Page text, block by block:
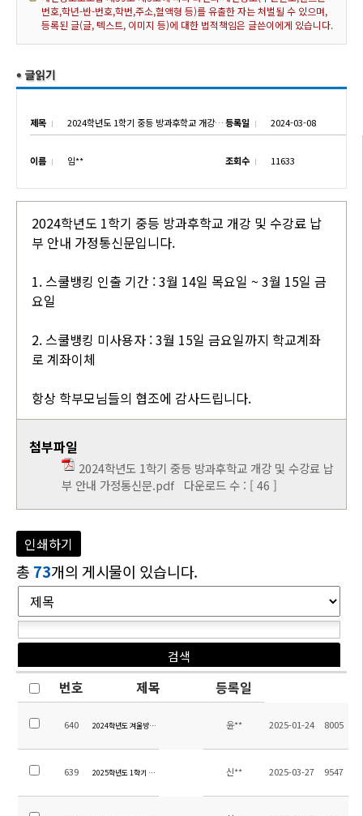
번호,학년-반-번호,학번,주소,혈액형 등)를 유출한 자는 처벌될 수 있으며,
등록된 글(글, 텍스트, 이미지 등)에 대한 법적책임은 글쓴이에게 있습니다.
제목 2024학년도 1학기 중등 방과후학교 개강 및 수강료 납부 안내등록일 2024-03-08
이름 임** 조회수 11633
2024학년도 1학기 중등 방과후학교 개강 및 수강료 납
부 안내 가정통신문입니다.
1. 스쿨뱅킹 인출 기간 : 3월 14일 목요일 ~ 3월 15일 금
요일
2. 스쿨뱅킹 미사용자 : 3월 15일 금요일까지 학교계좌
로 계좌이체
항상 학부모님들의 협조에 감사드립니다.
첨부파일
2024학년도 1학기 중등 방과후학교 개강 및 수강료 납
부 안내 가정통신문.pdf다운로드 수 : [ 46 ]
인쇄하기
총 73개의 게시물이 있습니다.
번호 제목 등록일
640 2024학년도 겨울방학 초등 방과후학교 교육활동비 집행내역 보고
윤** 2025-01-24 8005
639 2025학년도 1학기 초등 수행평가 계획 안내(4~6학년)
신** 2025-03-27 9547